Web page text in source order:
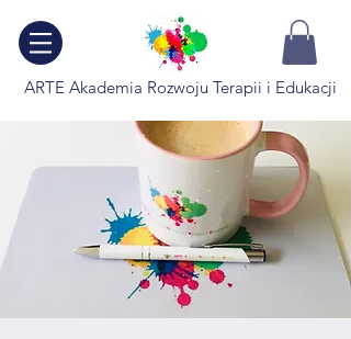
ARTE Akademia Rozwoju Terapii i Edukacji